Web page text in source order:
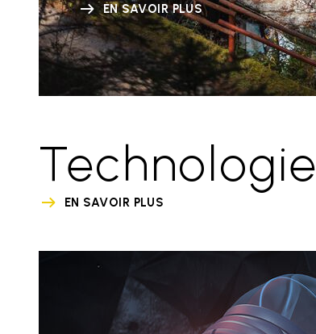
EN SAVOIR PLUS
Technologie
EN SAVOIR PLUS